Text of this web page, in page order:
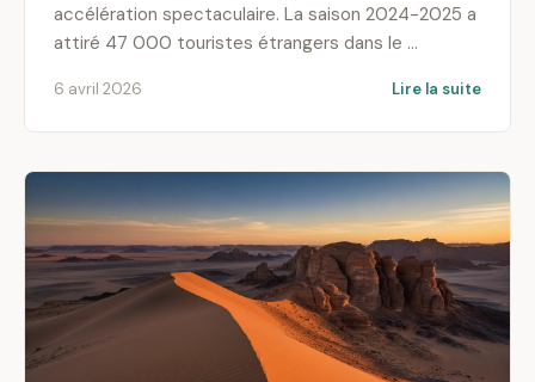
accélération spectaculaire. La saison 2024-2025 a
attiré 47 000 touristes étrangers dans le …
6 avril 2026 Lire la suite